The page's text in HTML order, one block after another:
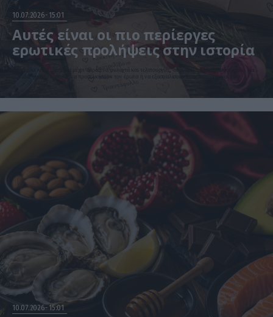
10.07.2026 15:01
Αυτές είναι οι πιο περίεργες
ερωτικές προλήψεις στην ιστορία
Από μήλα και περιστέρια μέχρι παράξενα φυλαχτά και τελετουργίες, οι άνθρωποι αναζητούσαν εδώ και
χιλιάδες χρόνια τρόπους να προσελκύσουν τον έρωτα ή να εξασφαλίσουν έναν ευτυχισμένο γάμο
10.07.2026 15:01